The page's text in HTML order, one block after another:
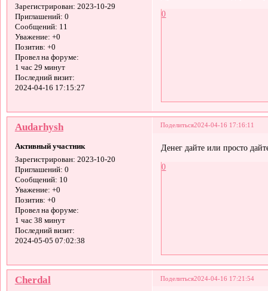
Зарегистрирован: 2023-10-29
Приглашений: 0
Сообщений: 11
Уважение: +0
Позитив: +0
Провел на форуме:
1 час 29 минут
Последний визит:
2024-04-16 17:15:27
0
Поделиться2024-04-16 17:16:11
Audarhysh
Активный участник
Зарегистрирован: 2023-10-20
Приглашений: 0
Сообщений: 10
Уважение: +0
Позитив: +0
Провел на форуме:
1 час 38 минут
Последний визит:
2024-05-05 07:02:38
Денег дайте или просто
0
Поделиться2024-04-16 17:21:54
Cherdal